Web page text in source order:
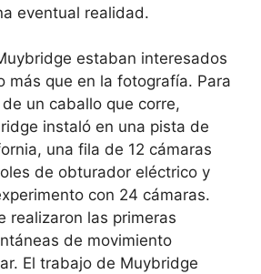
eventual realidad.
estaban interesados
más que en la fotografía. Para
un caballo que corre,
instaló en una pista de
una fila de 12 cámaras
de obturador eléctrico y
con 24 cámaras.
realizaron las primeras
de movimiento
El trabajo de Muybridge